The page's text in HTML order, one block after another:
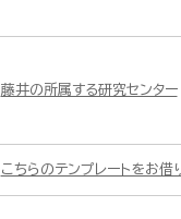
藤井の所属する研究センター
こちらのテンプレートをお借